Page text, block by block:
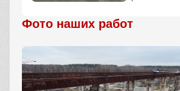
Фото наших работ